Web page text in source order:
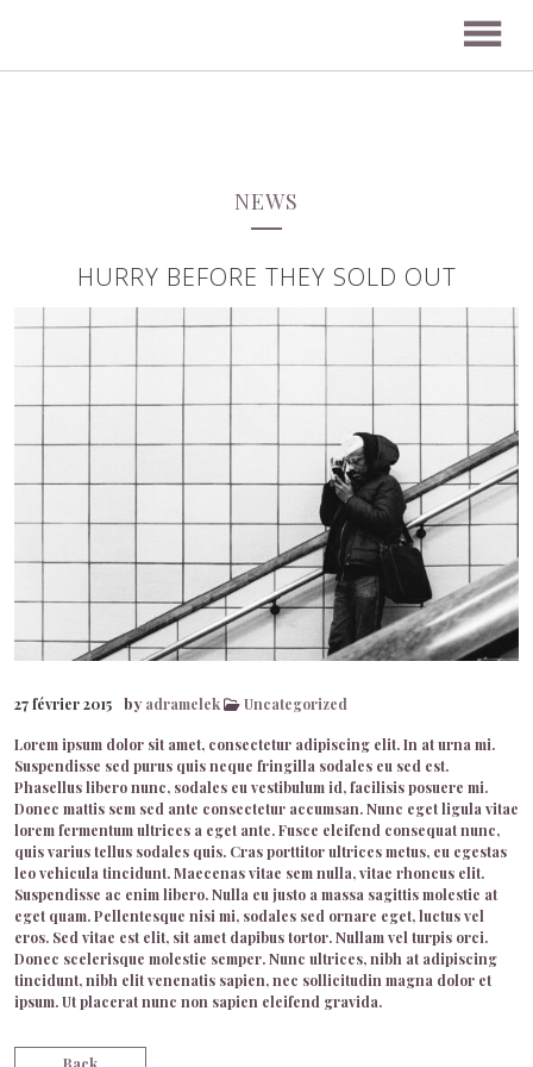
NEWS
HURRY BEFORE THEY SOLD OUT
27 février 2015 by adramelek Uncategorized
Lorem ipsum dolor sit amet, consectetur adipiscing elit. In at urna mi.
Suspendisse sed purus quis neque fringilla sodales eu sed est.
Phasellus libero nunc, sodales eu vestibulum id, facilisis posuere mi.
Donec mattis sem sed ante consectetur accumsan. Nunc eget ligula vitae
lorem fermentum ultrices a eget ante. Fusce eleifend consequat nunc,
quis varius tellus sodales quis. Cras porttitor ultrices metus, eu egestas
leo vehicula tincidunt. Maecenas vitae sem nulla, vitae rhoncus elit.
Suspendisse ac enim libero. Nulla eu justo a massa sagittis molestie at
eget quam. Pellentesque nisi mi, sodales sed ornare eget, luctus vel
eros. Sed vitae est elit, sit amet dapibus tortor. Nullam vel turpis orci.
Donec scelerisque molestie semper. Nunc ultrices, nibh at adipiscing
tincidunt, nibh elit venenatis sapien, nec sollicitudin magna dolor et
ipsum. Ut placerat nunc non sapien eleifend gravida.
Back